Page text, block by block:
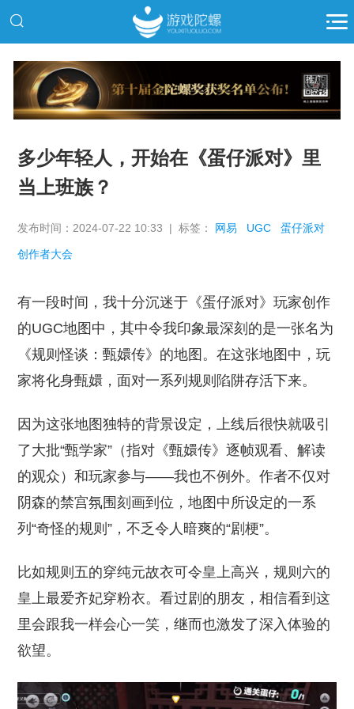
推广
多少年轻人，开始在《蛋仔派对》里
当上班族？
发布时间：2024-07-22 10:33 | 标签： 网易 UGC 蛋仔派对
创作者大会
有一段时间，我十分沉迷于《蛋仔派对》玩家创作
的UGC地图中，其中令我印象最深刻的是一张名为
《规则怪谈：甄嬛传》的地图。在这张地图中，玩
家将化身甄嬛，面对一系列规则陷阱存活下来。
因为这张地图独特的背景设定，上线后很快就吸引
了大批“甄学家”（指对《甄嬛传》逐帧观看、解读
的观众）和玩家参与——我也不例外。作者不仅对
阴森的禁宫氛围刻画到位，地图中所设定的一系
列“奇怪的规则”，不乏令人暗爽的“剧梗”。
比如规则五的穿纯元故衣可令皇上高兴，规则六的
皇上最爱齐妃穿粉衣。看过剧的朋友，相信看到这
里会跟我一样会心一笑，继而也激发了深入体验的
欲望。